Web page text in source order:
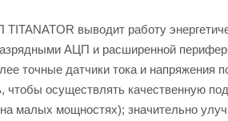
выводит работу
АЦП и расширенной
датчики тока и напряжения
чтобы осуществлять качественную
малых мощностях); значительно